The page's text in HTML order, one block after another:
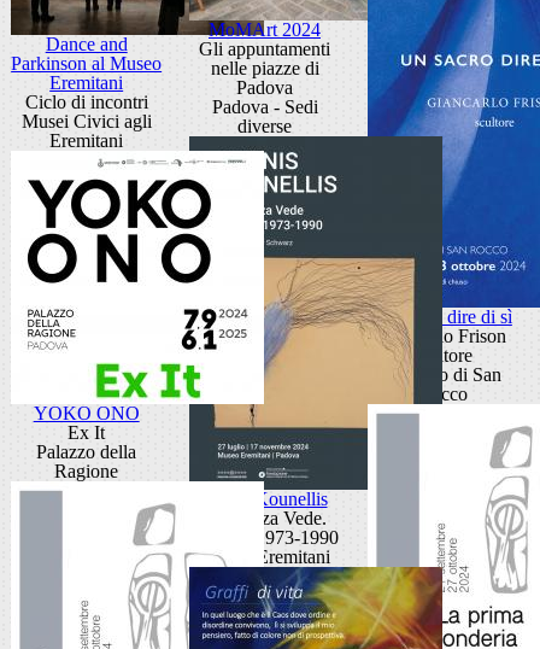
Dance and
Parkinson al Museo
Eremitani
Ciclo di incontri
Musei Civici agli
Eremitani
MoMArt 2024
Gli appuntamenti
nelle piazze di
Padova
Padova - Sedi
diverse
Un sacro dire di sì
Giancarlo Frison
scultore
Oratorio di San
Rocco
Jannis Kounellis
La Stanza Vede.
Disegni 1973-1990
Museo Eremitani
YOKO ONO
Ex It
Palazzo della
Ragione